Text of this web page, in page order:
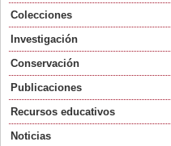
Colecciones
Investigación
Conservación
Publicaciones
Recursos educativos
Noticias